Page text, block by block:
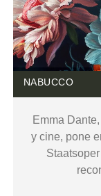
NABUCCO
Emma
y cine, pone